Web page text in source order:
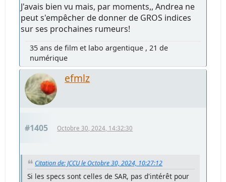
J'avais bien vu mais, par moments,, Andrea ne
peut s'empêcher de donner de GROS indices
sur ses prochaines rumeurs!
35 ans de film et labo argentique , 21 de
numérique
efmlz
#1405 Octobre 30, 2024, 14:32:30
Citation de: JCCU le Octobre 30, 2024, 10:27:12
Si les specs sont celles de SAR, pas d'intérêt pour